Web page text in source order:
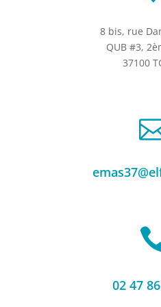
8 bis, rue
QUB #3,
37100
02 47